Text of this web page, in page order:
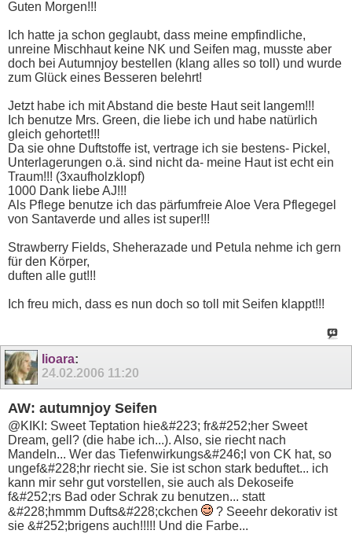
Guten Morgen!!!
Ich hatte ja schon geglaubt, dass meine empfindliche,
unreine Mischhaut keine NK und Seifen mag, musste aber
doch bei Autumnjoy bestellen (klang alles so toll) und wurde
zum Glück eines Besseren belehrt!
Jetzt habe ich mit Abstand die beste Haut seit langem!!!
Ich benutze Mrs. Green, die liebe ich und habe natürlich
gleich gehortet!!!
Da sie ohne Duftstoffe ist, vertrage ich sie bestens- Pickel,
Unterlagerungen o.ä. sind nicht da- meine Haut ist echt ein
Traum!!! (3xaufholzklopf)
1000 Dank liebe AJ!!!
Als Pflege benutze ich das pärfumfreie Aloe Vera Pflegegel
von Santaverde und alles ist super!!!
Strawberry Fields, Sheherazade und Petula nehme ich gern
für den Körper,
duften alle gut!!!
Ich freu mich, dass es nun doch so toll mit Seifen klappt!!!
lioara:
24.02.2006 11:20
AW: autumnjoy Seifen
@KIKI: Sweet Teptation hie&#223; fr&#252;her Sweet
Dream, gell? (die habe ich...). Also, sie riecht nach
Mandeln... Wer das Tiefenwirkungs&#246;l von CK hat, so
ungef&#228;hr riecht sie. Sie ist schon stark beduftet... ich
kann mir sehr gut vorstellen, sie auch als Dekoseife
f&#252;rs Bad oder Schrak zu benutzen... statt
&#228;hmmm Dufts&#228;ckchen
? Seeehr dekorativ ist
sie &#252;brigens auch!!!!! Und die Farbe...